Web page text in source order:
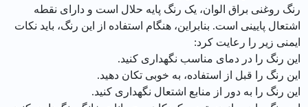
رنگ روغنی براق الوان، یک رنگ پایه حلال است و دارای نقطه
اشتعال پایینی است. بنابراین، هنگام استفاده از این رنگ، باید نکات
ایمنی زیر را رعایت کرد:
این رنگ را در دمای مناسب نگهداری کنید.
این رنگ را قبل از استفاده، به خوبی تکان دهید.
این رنگ را به دور از منابع اشتعال نگهداری کنید.